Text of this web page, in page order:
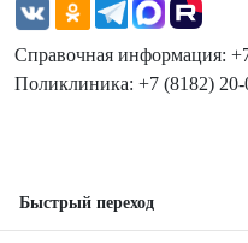
Справочная информация:
Поликлиника: +7 (8182) 20-
Быстрый переход